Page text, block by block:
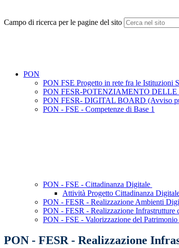
Campo di ricerca per le pagine del sito
PON
PON FSE Progetto in rete fra le Istituzioni
PON FESR-POTENZIAMENTO DELLE
PON FESR- DIGITAL BOARD (Avviso
PON - FSE - Competenze di Base 1
PON - FSE - Cittadinanza Digitale
Attività Progetto Cittadinanza
PON - FESR - Realizzazione Ambienti
PON - FESR - Realizzazione
PON - FSE - Valorizzazione del
PON - FESR - Realizzazione